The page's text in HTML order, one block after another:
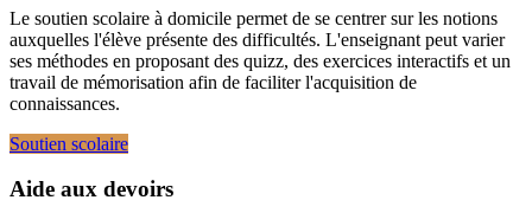
Le soutien scolaire à domicile permet de se centrer sur les notions
auxquelles l'élève présente des difficultés. L'enseignant peut varier
ses méthodes en proposant des quizz, des exercices interactifs et un
travail de mémorisation afin de faciliter l'acquisition de
connaissances.
Soutien scolaire
Aide aux devoirs